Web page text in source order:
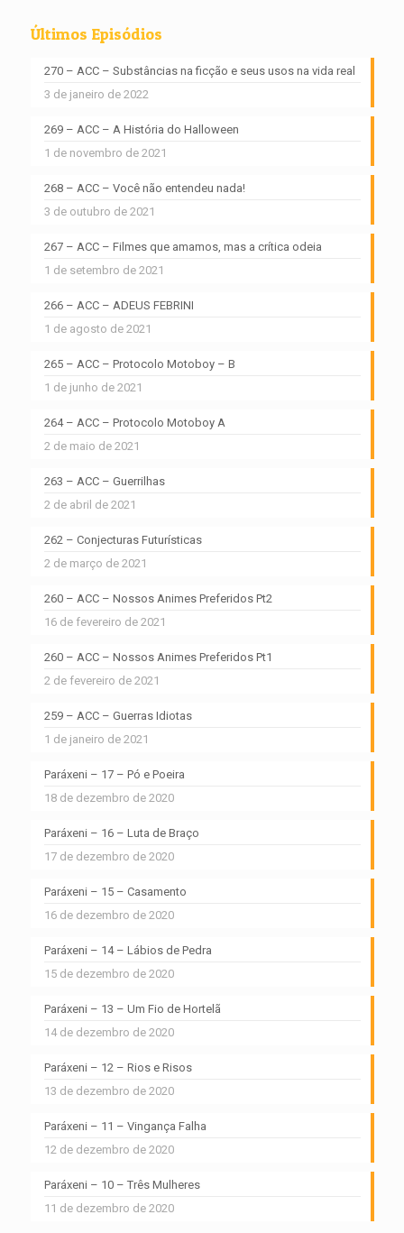
Últimos Episódios
270 – ACC – Substâncias na ficção e seus usos na vida real
3 de janeiro de 2022
269 – ACC – A História do Halloween
1 de novembro de 2021
268 – ACC – Você não entendeu nada!
3 de outubro de 2021
267 – ACC – Filmes que amamos, mas a crítica odeia
1 de setembro de 2021
266 – ACC – ADEUS FEBRINI
1 de agosto de 2021
265 – ACC – Protocolo Motoboy – B
1 de junho de 2021
264 – ACC – Protocolo Motoboy A
2 de maio de 2021
263 – ACC – Guerrilhas
2 de abril de 2021
262 – Conjecturas Futurísticas
2 de março de 2021
260 – ACC – Nossos Animes Preferidos Pt2
16 de fevereiro de 2021
260 – ACC – Nossos Animes Preferidos Pt1
2 de fevereiro de 2021
259 – ACC – Guerras Idiotas
1 de janeiro de 2021
Paráxeni – 17 – Pó e Poeira
18 de dezembro de 2020
Paráxeni – 16 – Luta de Braço
17 de dezembro de 2020
Paráxeni – 15 – Casamento
16 de dezembro de 2020
Paráxeni – 14 – Lábios de Pedra
15 de dezembro de 2020
Paráxeni – 13 – Um Fio de Hortelã
14 de dezembro de 2020
Paráxeni – 12 – Rios e Risos
13 de dezembro de 2020
Paráxeni – 11 – Vingança Falha
12 de dezembro de 2020
Paráxeni – 10 – Três Mulheres
11 de dezembro de 2020